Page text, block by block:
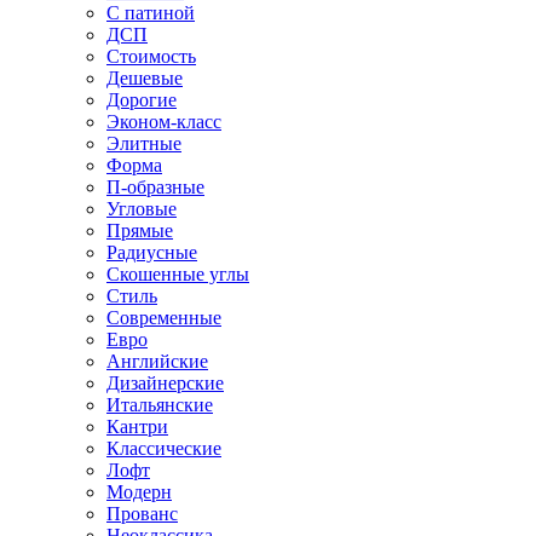
С патиной
ДСП
Стоимость
Дешевые
Дорогие
Эконом-класс
Элитные
Форма
П-образные
Угловые
Прямые
Радиусные
Скошенные углы
Стиль
Современные
Евро
Английские
Дизайнерские
Итальянские
Кантри
Классические
Лофт
Модерн
Прованс